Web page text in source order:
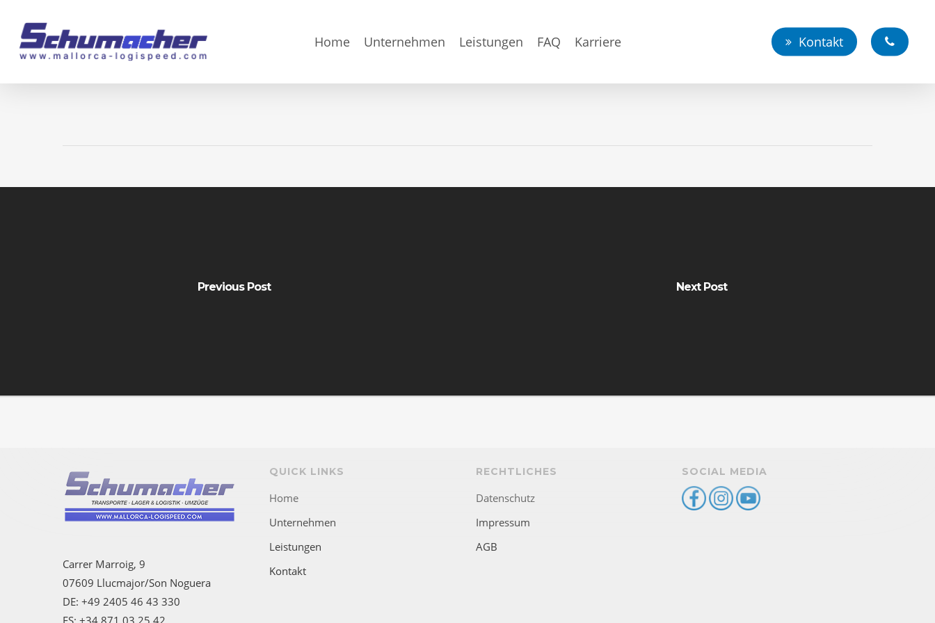
main
Home Unternehmen Leistungen FAQ Karriere Kontakt
Previous Post Next Post
Carrer Marroig, 9
07609 Llucmajor/Son Noguera
DE: +49 2405 46 43 330
ES: +34 871 03 25 42
QUICK LINKS
Home
Unternehmen
Leistungen
Kontakt
RECHTLICHES
Datenschutz
Impressum
AGB
SOCIAL MEDIA